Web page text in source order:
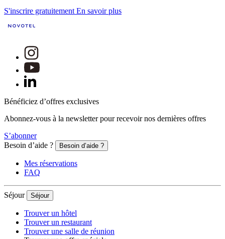
S'inscrire gratuitement En savoir plus
Bénéficiez d’offres exclusives
Abonnez-vous à la newsletter pour recevoir nos dernières offres
S’abonner
Besoin d’aide ?
Besoin d’aide ?
Mes réservations
FAQ
Séjour Séjour
Trouver un hôtel
Trouver un restaurant
Trouver une salle de réunion